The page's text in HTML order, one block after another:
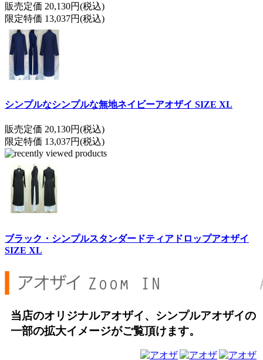
販売定価 20,130円(税込)
限定特価 13,037円(税込)
シンプルなシンプルな無地ネイビーアオザイ SIZE XL
販売定価 20,130円(税込)
限定特価 13,037円(税込)
ブラック・シンプルスタンダードティアドロップアオザイ
SIZE XL
当店のオリジナルアオザイ、シンプルアオザイの
一部の拡大イメージがご覧頂けます。